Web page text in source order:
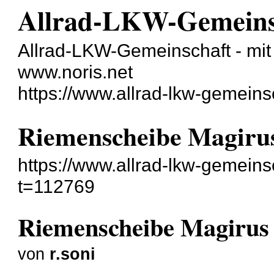
Allrad-LKW-
Allrad-LKW-Gemeinschaft -
www.noris.net
https://www.allrad-lkw-
Riemenscheibe
https://www.allrad-lkw-
t=112769
Riemenscheibe
von r.soni